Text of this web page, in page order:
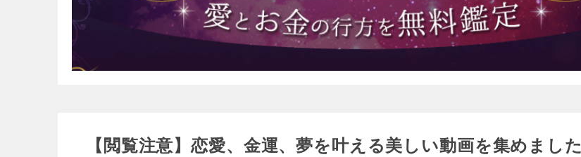
【閲覧注意】恋愛、金運、夢を叶える美しい動画を集めました